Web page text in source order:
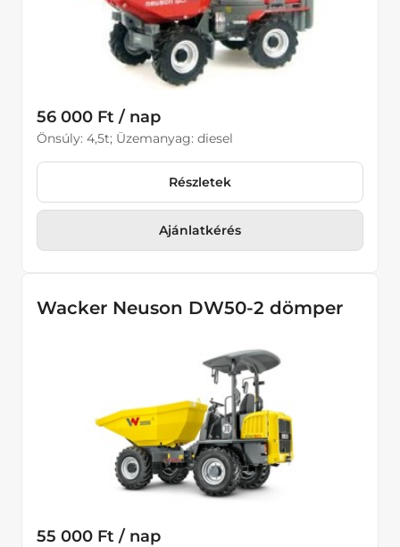
56 000 Ft / nap
Önsúly: 4,5t; Üzemanyag: diesel
Részletek
Ajánlatkérés
Wacker Neuson DW50-2 dömper
55 000 Ft / nap